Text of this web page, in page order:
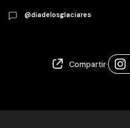
@diadelosglaciares
Compartir·